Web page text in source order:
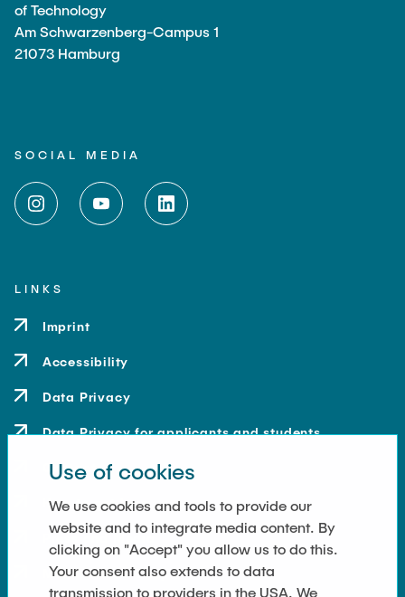
of Technology
Am Schwarzenberg-Campus 1
21073 Hamburg
SOCIAL MEDIA
LINKS
Imprint
Accessibility
Data Privacy
Data Privacy for applicants and students
Contact
How to get here
Press and Media
Merchandise-Shop
Use of cookies
We use cookies and tools to provide our
website and to integrate media content. By
clicking on "Accept" you allow us to do this.
Your consent also extends to data
transmission to providers in the USA. We